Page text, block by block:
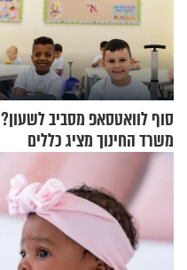
סוף לוואטסאפ מסביב לשעון?
משרד החינוך מציג כללים
חדשים להורים ולמורים